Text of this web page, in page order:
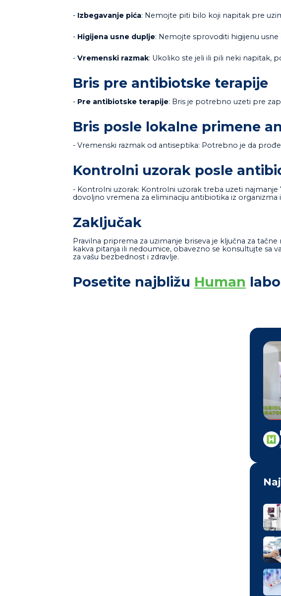
- Izbegavanje pića: Nemojte piti bilo koji napitak pre
- Higijena usne duplje: Nemojte sprovoditi higijenu
- Vremenski razmak: Ukoliko ste jeli ili pili neki napitak,
Bris pre antibiotske terapije
- Pre antibiotske terapije: Bris je potrebno uzeti pre
Bris posle lokalne primene
- Vremenski razmak od antiseptika: Potrebno je da
Kontrolni uzorak posle
- Kontrolni uzorak: Kontrolni uzorak treba uzeti
dovoljno vremena za eliminaciju antibiotika iz organizma
Zaključak
Pravilna priprema za uzimanje briseva je ključna za
kakva pitanja ili nedoumice, obavezno se konsultujte sa
za vašu bezbednost i zdravlje.
Posetite najbližu Human